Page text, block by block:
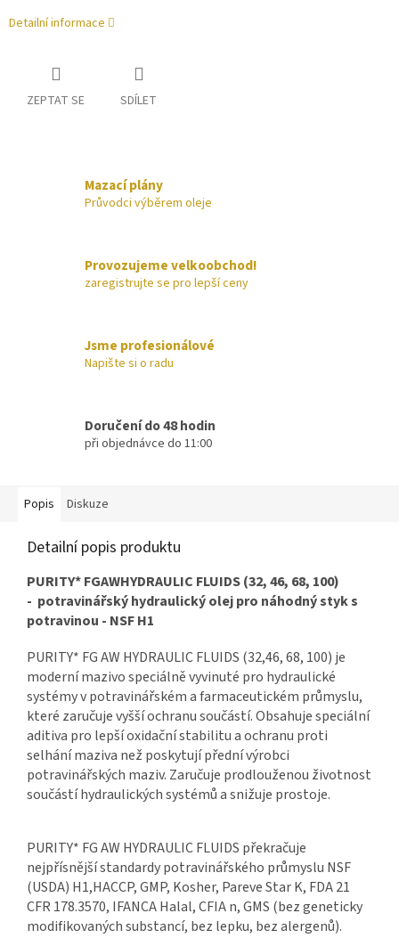
Detailní informace
ZEPTAT SE SDÍLET
Mazací plány
Průvodci výběrem oleje
Provozujeme velkoobchod!
zaregistrujte se pro lepší ceny
Jsme profesionálové
Napište si o radu
Doručení do 48 hodin
při objednávce do 11:00
Popis Diskuze
Detailní popis produktu
PURITY* FGAWHYDRAULIC FLUIDS (32, 46, 68, 100)
- potravinářský hydraulický olej pro náhodný styk s
potravinou - NSF H1
PURITY* FG AW HYDRAULIC FLUIDS (32,46, 68, 100) je
moderní mazivo speciálně vyvinuté pro hydraulické
systémy v potravinářském a farmaceutickém průmyslu,
které zaručuje vyšší ochranu součástí. Obsahuje speciální
aditiva pro lepší oxidační stabilitu a ochranu proti
selhání maziva než poskytují přední výrobci
potravinářských maziv. Zaručuje prodlouženou životnost
součástí hydraulických systémů a snižuje prostoje.
PURITY* FG AW HYDRAULIC FLUIDS překračuje
nejpřísnější standardy potravinářského průmyslu NSF
(USDA) H1,HACCP, GMP, Kosher, Pareve Star K, FDA 21
CFR 178.3570, IFANCA Halal, CFIA n, GMS (bez geneticky
modifikovaných substancí, bez lepku, bez alergenů).